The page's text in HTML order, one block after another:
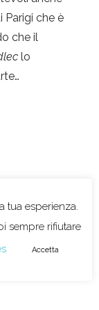
Parigi che è
che il
lo